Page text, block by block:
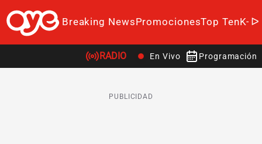
Breaking NewsPromocionesTop TenK-
RADIO En Vivo Programación
PUBLICIDAD